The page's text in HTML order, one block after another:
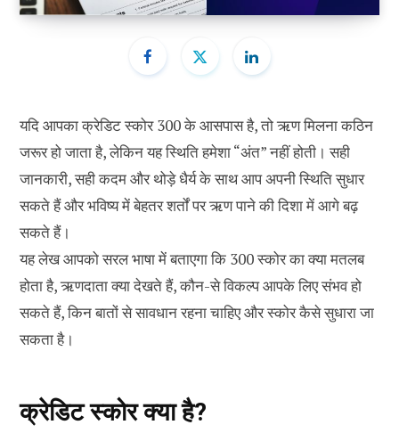
यदि आपका क्रेडिट स्कोर 300 के आसपास है, तो ऋण मिलना कठिन
जरूर हो जाता है, लेकिन यह स्थिति हमेशा “अंत” नहीं होती। सही
जानकारी, सही कदम और थोड़े धैर्य के साथ आप अपनी स्थिति सुधार
सकते हैं और भविष्य में बेहतर शर्तों पर ऋण पाने की दिशा में आगे बढ़
सकते हैं।
यह लेख आपको सरल भाषा में बताएगा कि 300 स्कोर का क्या मतलब
होता है, ऋणदाता क्या देखते हैं, कौन-से विकल्प आपके लिए संभव हो
सकते हैं, किन बातों से सावधान रहना चाहिए और स्कोर कैसे सुधारा जा
सकता है।
क्रेडिट स्कोर क्या है?